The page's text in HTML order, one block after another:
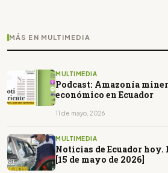
MÁS EN MULTIMEDIA
MULTIMEDIA
Podcast: Amazonía
económico en Ecuador
11 de mayo, 2026
MULTIMEDIA
Noticias de Ecuador
[15 de mayo de 2026]